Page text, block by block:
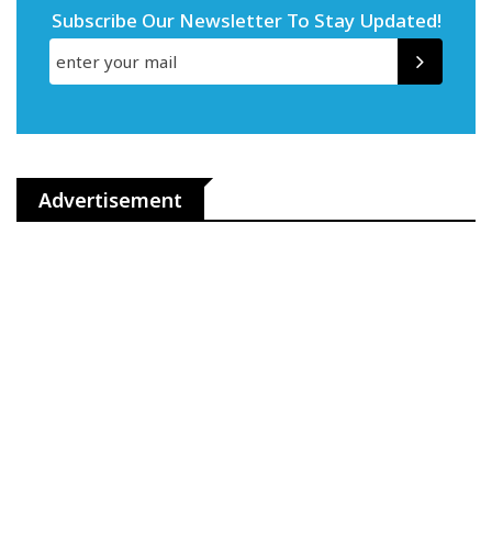
Subscribe Our Newsletter To Stay Updated!
Advertisement